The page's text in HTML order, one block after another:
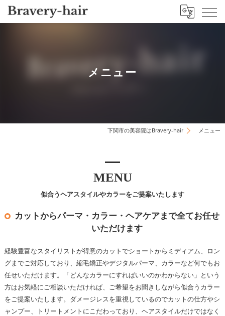
メニュー
下関市の美容院はBravery-hair メニュー
似合うヘアスタイルやカラーをご提案いたします
MENU
カットからパーマ・カラー・ヘアケアまで全てお任せ
いただけます
経験豊富なスタイリストが得意のカットでショートからミディアム、ロン
グまでご対応しており、縮毛矯正やデジタルパーマ、カラーなど何でもお
任せいただけます。「どんなカラーにすればいいのかわからない」という
方はお気軽にご相談いただければ、ご希望をお聞きしながら似合うカラー
をご提案いたします。ダメージレスを重視しているのでカットの仕方やシ
ャンプー、トリートメントにこだわっており、ヘアスタイルだけではなく